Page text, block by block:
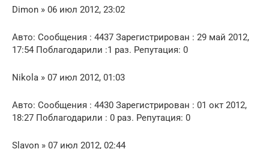
Dimon » 06 июл 2012, 23:02
Авто: Сообщения : 4437 Зарегистрирован : 29 май 2012,
17:54 Поблагодарили :1 раз. Репутация: 0
Nikola » 07 июл 2012, 01:03
Авто: Сообщения : 4430 Зарегистрирован : 01 окт 2012,
18:27 Поблагодарили : 0 раз. Репутация: 0
Slavon » 07 июл 2012, 02:44